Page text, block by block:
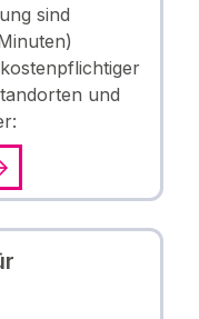
sind
und